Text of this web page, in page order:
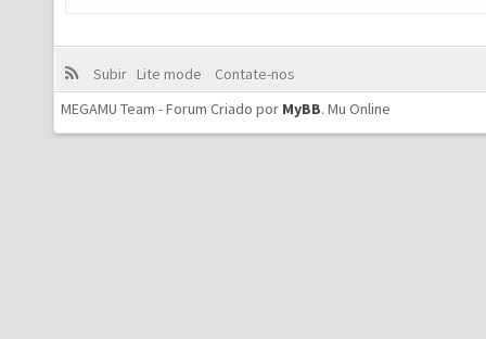
Subir Lite mode
Contate-nos
MEGAMU Team - Forum Criado por MyBB. Mu Online